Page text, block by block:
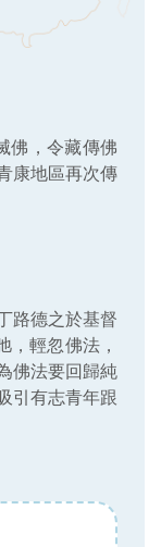
佛，令藏傳佛
康地區再次傳
路德之於基督
，輕忽佛法，
佛法要回歸純
引有志青年跟